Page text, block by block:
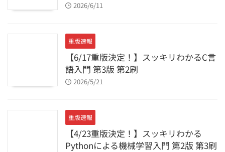
2026/6/11
重版速報
【6/17重版決定！】スッキリわかるC言
語入門 第3版 第2刷
2026/5/21
重版速報
【4/23重版決定！】スッキリわかる
Pythonによる機械学習入門 第2版 第3刷